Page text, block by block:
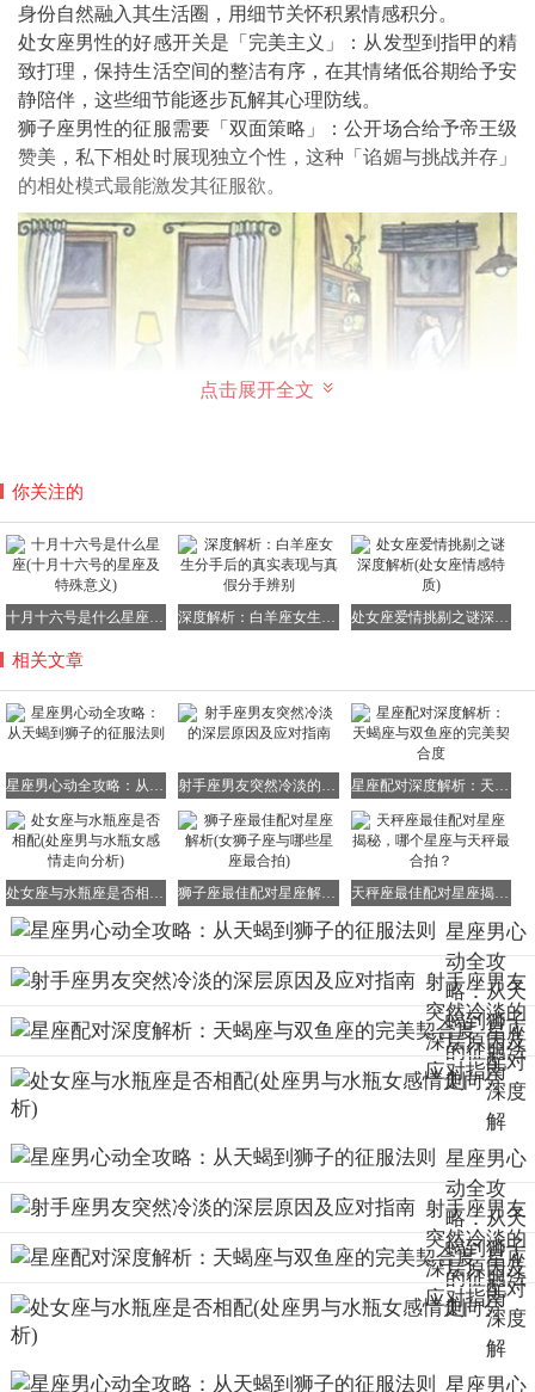
身份自然融入其生活圈，用细节关怀积累情感积分。
处女座男性的好感开关是「完美主义」：从发型到指甲的精
致打理，保持生活空间的整洁有序，在其情绪低谷期给予安
静陪伴，这些细节能逐步瓦解其心理防线。
狮子座男性的征服需要「双面策略」：公开场合给予帝王级
赞美，私下相处时展现独立个性，这种「谄媚与挑战并存」
的相处模式最能激发其征服欲。
掌握这些星座情感攻略，配合真诚的相处态度，将大幅提升
情感成功率。需注意星座分析仅供参考，真正的情感连接仍
需用心经营。（本文综合星座特质分析，为追求策略提供参
点击展开全文
你关注的
十月十六号是什么星座(十月十六号的星座及特殊意义) 深度解析：白羊座女生分手后的真实表现与真假分手辨别 处女座爱情挑剔之谜深度解析(处女座情感特质)
相关文章
星座男心动全攻略：从天蝎到狮子的征服法则 射手座男友突然冷淡的深层原因及应对指南 星座配对深度解析：天蝎座与双鱼座的完美契合度
处女座与水瓶座是否相配(处座男与水瓶女感情走向分析) 狮子座最佳配对星座解析(女狮子座与哪些星座最合拍) 天秤座最佳配对星座揭秘，哪个星座与天秤最合拍？
星座男心
动全攻
略：从天
蝎到狮子
的征服法
则
射手座男友
突然冷淡的
深层原因及
应对指南
星座
配对
深度
解
析：
天蝎
座与
双鱼
座的
完美
契合
度
星座男心
动全攻
略：从天
蝎到狮子
的征服法
则
射手座男友
突然冷淡的
深层原因及
应对指南
星座
配对
深度
解
析：
星座男心